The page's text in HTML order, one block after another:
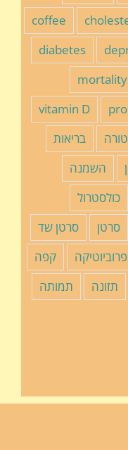
coffee
diabetes
mortality
vitamin D
בריאות
השמנה
כולסטרול
סרטן
סרטן שד
פרוביוטיקה
קפה
תזונה תמותה